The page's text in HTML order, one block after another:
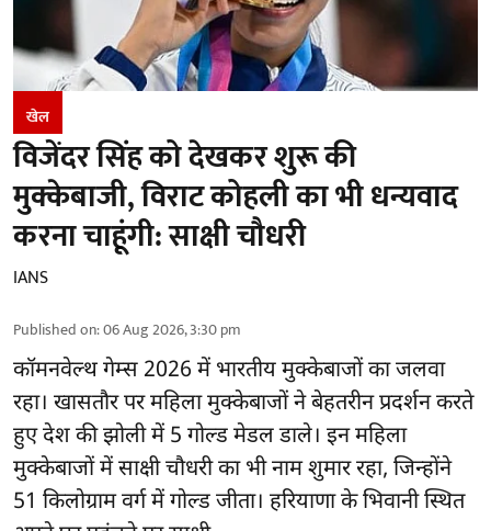
खेल
विजेंदर सिंह को देखकर शुरू की
मुक्केबाजी, विराट कोहली का भी धन्यवाद
करना चाहूंगी: साक्षी चौधरी
IANS
Published on:06 Aug 2026, 3:30 pm
कॉमनवेल्थ गेम्स 2026 में भारतीय मुक्केबाजों का जलवा
रहा। खासतौर पर महिला मुक्केबाजों ने बेहतरीन प्रदर्शन करते
हुए देश की झोली में 5 गोल्ड मेडल डाले। इन महिला
मुक्केबाजों में साक्षी चौधरी का भी नाम शुमार रहा, जिन्होंने
51 किलोग्राम वर्ग में गोल्ड जीता। हरियाणा के भिवानी स्थित